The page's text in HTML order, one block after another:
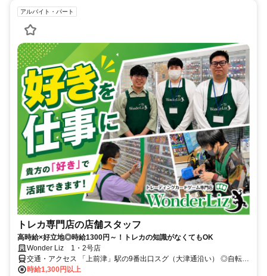
アルバイト・パート
トレカ専門店の店舗スタッフ
高時給×好立地◎時給1300円～！トレカの知識がなくてもOK
Wonder Liz 1・2号店
交通・アクセス 「上前津」駅の9番出口スグ（大津通沿い） ◎自転車
通勤ＯＫ ◎駅チカ＆通勤も便利！
時給1,300円以上